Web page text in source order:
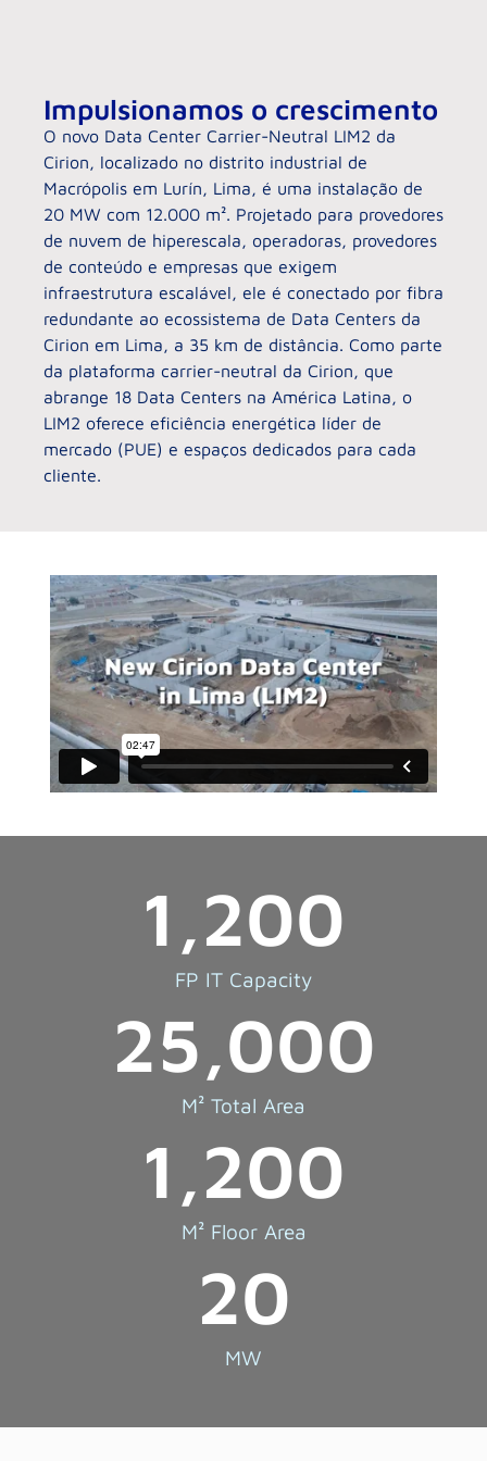
Impulsionamos o crescimento
O novo Data Center Carrier-Neutral LIM2 da
Cirion, localizado no distrito industrial de
Macrópolis em Lurín, Lima, é uma instalação de
20 MW com 12.000 m². Projetado para provedores
de nuvem de hiperescala, operadoras, provedores
de conteúdo e empresas que exigem
infraestrutura escalável, ele é conectado por fibra
redundante ao ecossistema de Data Centers da
Cirion em Lima, a 35 km de distância. Como parte
da plataforma carrier-neutral da Cirion, que
abrange 18 Data Centers na América Latina, o
LIM2 oferece eficiência energética líder de
mercado (PUE) e espaços dedicados para cada
cliente.
FP IT Capacity
1,200
M² Total Area
25,000
M² Floor Area
1,200
MW
20